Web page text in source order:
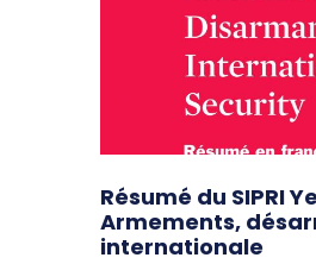
Résumé du SIPRI
Armements,
internationale